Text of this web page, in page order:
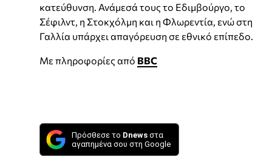
κατεύθυνση. Ανάμεσά τους το Εδιμβούργο, το
Σέφιλντ, η Στοκχόλμη και η Φλωρεντία, ενώ στη
Γαλλία υπάρχει απαγόρευση σε εθνικό επίπεδο.
Με πληροφορίες από BBC
Πρόσθεσε το Dnews στα
αγαπημένα σου στη Google